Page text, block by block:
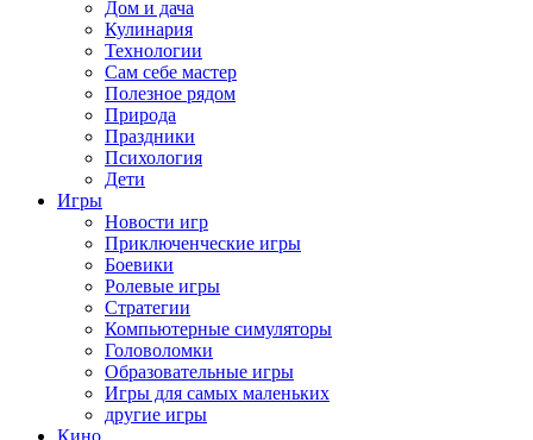
Дом и дача
Кулинария
Технологии
Сам себе мастер
Полезное рядом
Природа
Праздники
Психология
Дети
Игры
Новости игр
Приключенческие игры
Боевики
Ролевые игры
Стратегии
Компьютерные симуляторы
Головоломки
Образовательные игры
Игры для самых маленьких
другие игры
Кино